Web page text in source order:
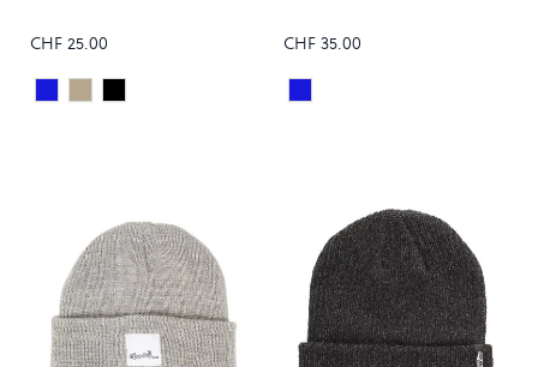
CHF 25.00
Colour
Dark Navy
Natural
Black
CHF 35.00
Colour
ACADEMY NAVY